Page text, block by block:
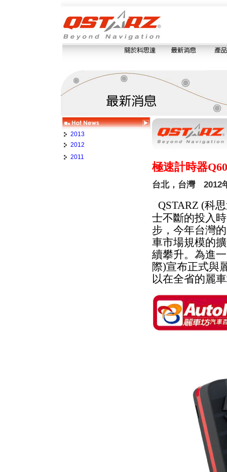
2013
2012
2011
極速計時器
台北，台灣 2012
QSTARZ (科
士不斷的投入
步，今年台灣
車市場規模的
續攀升。為進
際)宣布正式與
以在全省的麗